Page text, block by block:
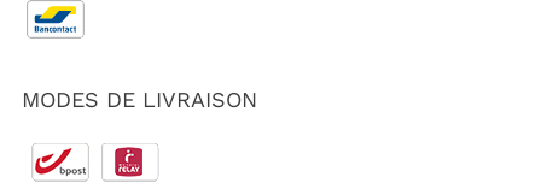
MODES DE LIVRAISON